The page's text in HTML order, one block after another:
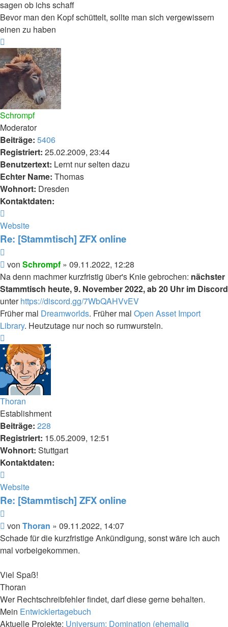
sagen ob ichs schaff
Bevor man den Kopf schüttelt, sollte man sich vergewissern
einen zu haben
oben
Schrompf
Moderator
Beiträge: 5406
Registriert: 25.02.2009, 23:44
Benutzertext: Lernt nur selten dazu
Echter Name: Thomas
Wohnort: Dresden
Kontaktdaten:
von
Schrompf
Website
Re: [Stammtisch] ZFX online
Beitrag
von Schrompf » 09.11.2022, 12:28
Na denn machmer kurzfristig über's Knie gebrochen: nächster
Stammtisch heute, 9. November 2022, ab 20 Uhr im Discord
unterhttps://discord.gg/7WbQAHVvEV
Früher mal Dreamworlds. Früher mal Open Asset Import
Library. Heutzutage nur noch so rumwursteln.
oben
Thoran
Establishment
Beiträge: 228
Registriert: 15.05.2009, 12:51
Wohnort: Stuttgart
Kontaktdaten:
von
Thoran
Website
Re: [Stammtisch] ZFX online
Beitrag
von Thoran » 09.11.2022, 14:07
Schade für die kurzfristige Ankündigung, sonst wäre ich auch
mal vorbeigekommen.
Viel Spaß!
Thoran
Wer Rechtschreibfehler findet, darf diese gerne behalten.
Mein Entwicklertagebuch
Aktuelle Projekte: Universum: Domination (ehemalig